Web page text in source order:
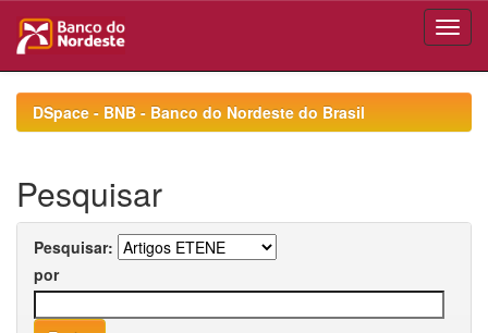
navigationDSpace - BNB - Banco do Nordeste do Brasil
Pesquisar
Pesquisar:
por